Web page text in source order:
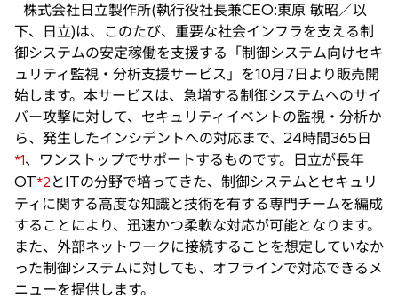
い
タ
ブ
で
開
く
株式会社日立製作所(執行役社長兼CEO:東原 敏昭／以
下、日立)は、このたび、重要な社会インフラを支える制
御システムの安定稼働を支援する「制御システム向けセキ
ュリティ監視・分析支援サービス」を10月7日より販売開
始します。本サービスは、急増する制御システムへのサイ
バー攻撃に対して、セキュリティイベントの監視・分析か
ら、発生したインシデントへの対応まで、24時間365日
*1、ワンストップでサポートするものです。日立が長年
OT*2 とITの分野で培ってきた、制御システムとセキュリ
ティに関する高度な知識と技術を有する専門チームを編成
することにより、迅速かつ柔軟な対応が可能となります。
また、外部ネットワークに接続することを想定していなか
った制御システムに対しても、オフラインで対応できるメ
ニューを提供します。